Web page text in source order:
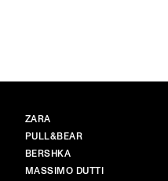
BRAND
ZARA
PULL&BEAR
BERSHKA
MASSIMO DUTTI